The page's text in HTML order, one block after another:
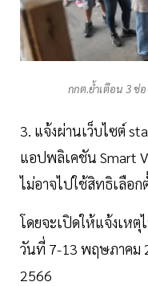
กกต.ย้ำเตือน 3 ช่
3. แจ้งผ่านเว็บไซต์
แอปพลิเคชัน Smart
ไม่อาจไปใช้สิทธิเลือก
โดยจะเปิดให้แจ้งเหตุ
วันที่ 7-13 พฤษภาคม
2566